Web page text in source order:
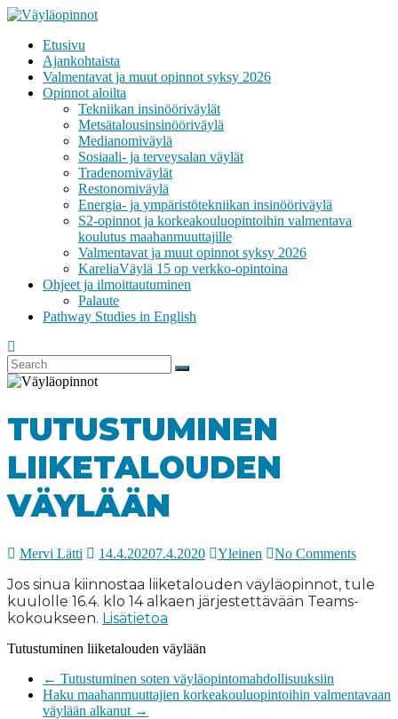
Skip
content
VÄYLÄOPINNOT
Etusivu
Ajankohtaista
Valmentavat ja muut opinnot syksy 2026
Opinnot aloilta
Tekniikan insinööriväylät
Metsätalousinsinööriväylä
Medianomiväylä
Sosiaali- ja terveysalan väylät
Tradenomiväylät
Restonomiväylä
Energia- ja ympäristötekniikan insinööriväylä
S2-opinnot ja korkeakouluopintoihin valmentava
koulutus maahanmuuttajille
Valmentavat ja muut opinnot syksy 2026
KareliaVäylä 15 op verkko-opintoina
Ohjeet ja ilmoittautuminen
Palaute
Pathway Studies in English
TUTUSTUMINEN
LIIKETALOUDEN
VÄYLÄÄN
Mervi Lätti 14.4.20207.4.2020 Yleinen No Comments
Jos sinua kiinnostaa liiketalouden väyläopinnot, tule
kuulolle 16.4. klo 14 alkaen järjestettävään Teams-
kokoukseen. Lisätietoa
Tutustuminen liiketalouden väylään
← Tutustuminen soten väyläopintomahdollisuuksiin
Haku maahanmuuttajien korkeakouluopintoihin valmentavaan
väylään alkanut →